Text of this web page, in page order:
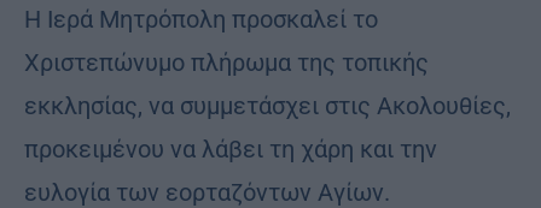
Η Ιερά Μητρόπολη προσκαλεί το
Χριστεπώνυμο πλήρωμα της τοπικής
εκκλησίας, να συμμετάσχει στις Ακολουθίες,
προκειμένου να λάβει τη χάρη και την
ευλογία των εορταζόντων Αγίων.